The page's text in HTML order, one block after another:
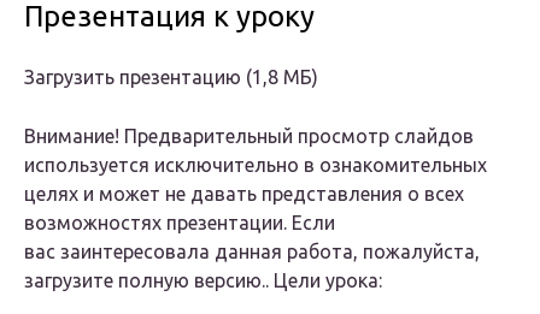
Презентация к уроку
Загрузить презентацию (1,8 МБ)
Внимание! Предварительный просмотр слайдов
используется исключительно в ознакомительных
целях и может не давать представления о всех
возможностях презентации. Если
вас заинтересовала данная работа, пожалуйста,
загрузите полную версию.. Цели урока: